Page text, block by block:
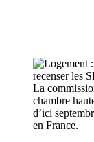
La
chambre
d’ici
en France.